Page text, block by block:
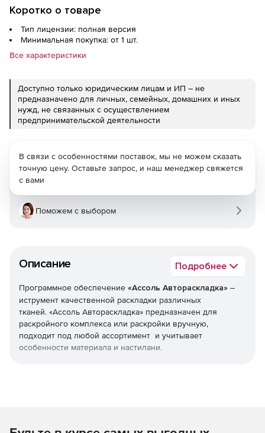
Коротко о товаре
Тип лицензии: полная версия
Минимальная покупка: от 1 шт.
Все характеристики
Доступно только юридическим лицам и ИП – не
предназначено для личных, семейных, домашних и иных
нужд, не связанных с осуществлением
предпринимательской деятельности
Описание Подробнее
Программное обеспечение «Ассоль Автораскладка» –
иструмент качественной раскладки различных
тканей. «Ассоль Автораскладка» предназначен для
раскройного комплекса или раскройки вручную,
подходит под любой ассортимент и учитывает
особенности материала и настилани.
или добавлять окантовку некоторым деталям. Программа
В связи с особенностями поставок, мы не можем сказать
точную цену. Оставьте запрос, и наш менеджер свяжется
с вами
Поможем с выбором